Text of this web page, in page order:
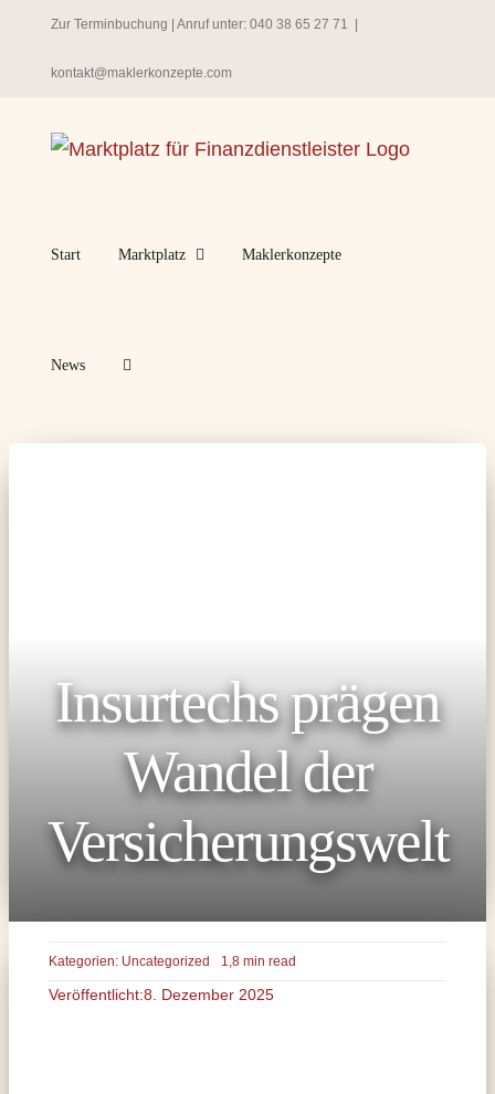
springen
Zur Terminbuchung | Anruf unter: 040 38 65 27 71
kontakt@maklerkonzepte.com
Start Marktplatz Maklerkonzepte
News
Insurtechs prägen
Wandel der
Versicherungswelt
Kategorien: Uncategorized 1,8 min read
Veröffentlicht:8. Dezember 2025